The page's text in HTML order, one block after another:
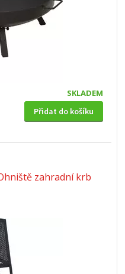
SKLADEM
Přidat do košíku
zahradní krb